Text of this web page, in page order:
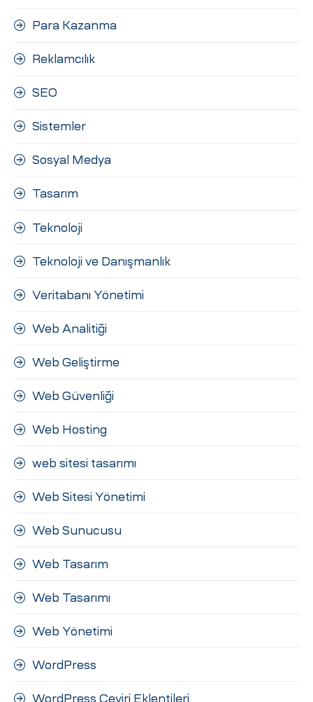
Para Kazanma
Reklamcılık
SEO
Sistemler
Sosyal Medya
Tasarım
Teknoloji
Teknoloji ve Danışmanlık
Veritabanı Yönetimi
Web Analitiği
Web Geliştirme
Web Güvenliği
Web Hosting
web sitesi tasarımı
Web Sitesi Yönetimi
Web Sunucusu
Web Tasarım
Web Tasarımı
Web Yönetimi
WordPress
WordPress Çeviri Eklentileri